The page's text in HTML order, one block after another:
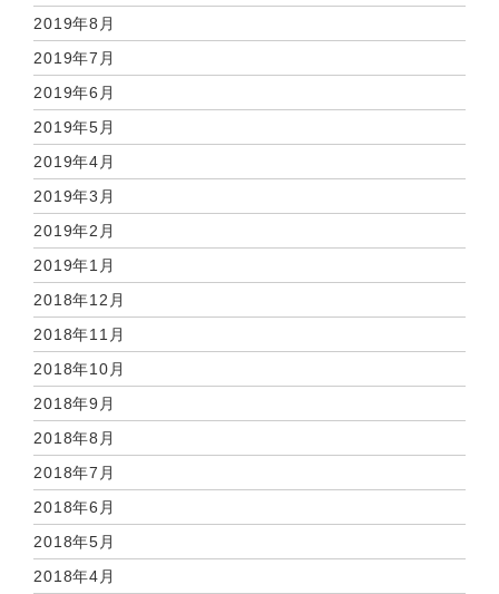
2019年8月
2019年7月
2019年6月
2019年5月
2019年4月
2019年3月
2019年2月
2019年1月
2018年12月
2018年11月
2018年10月
2018年9月
2018年8月
2018年7月
2018年6月
2018年5月
2018年4月